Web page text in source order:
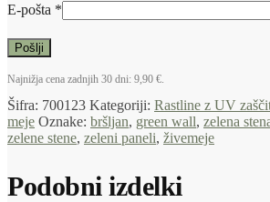
E-pošta *
Najnižja cena zadnjih 30 dni: 9,90 €.
Šifra: 700123 Kategoriji: Rastline z UV
meje Oznake: bršljan, green wall, zelena
zelene stene, zeleni paneli, živemeje
Podobni izdelki